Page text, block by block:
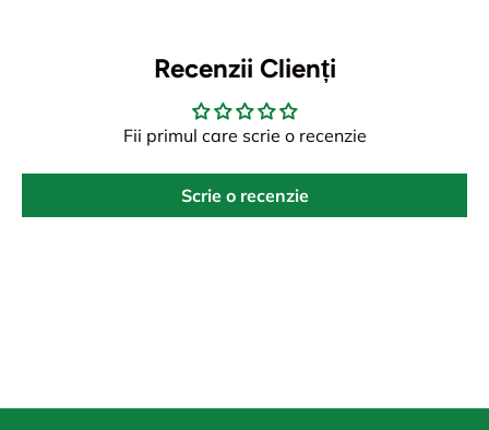
Recenzii Clienți
Fii primul care scrie o recenzie
Scrie o recenzie